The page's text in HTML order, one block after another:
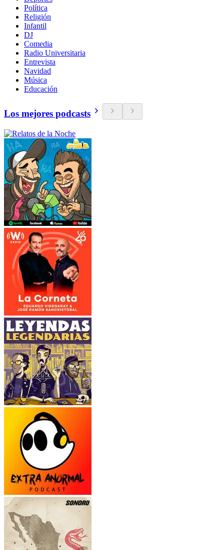
Política
Religión
Infantil
DJ
Comedia
Radio Universitaria
Entrevista
Navidad
Música
Educación
Los mejores podcasts